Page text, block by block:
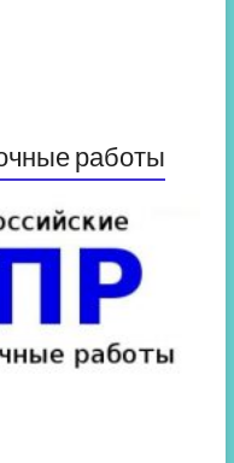
работы